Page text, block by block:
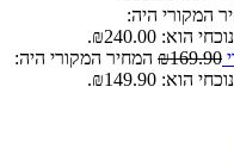
המקורי היה:
הוא: ₪240.00.
₪169.90
המחיר המקורי היה:
הוא: ₪149.90.